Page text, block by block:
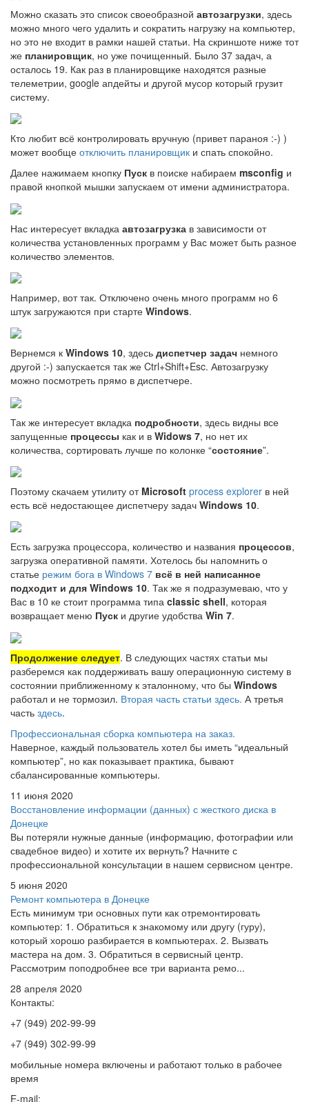
Можно сказать это список своеобразной автозагрузки, здесь
можно много чего удалить и сократить нагрузку на компьютер,
но это не входит в рамки нашей статьи. На скриншоте ниже тот
же планировщик, но уже почищенный. Было 37 задач, а
осталось 19. Как раз в планировщике находятся разные
телеметрии, google апдейты и другой мусор который грузит
систему.
Кто любит всё контролировать вручную (привет параноя :-) )
может вообще отключить планировщик и спать спокойно.
Далее нажимаем кнопку Пуск в поиске набираем msconfig и
правой кнопкой мышки запускаем от имени администратора.
Нас интересует вкладка автозагрузка в зависимости от
количества установленных программ у Вас может быть разное
количество элементов.
Например, вот так. Отключено очень много программ но 6
штук загружаются при старте Windows.
Вернемся к Windows 10, здесь диспетчер задач немного
другой :-) запускается так же Ctrl+Shift+Esc. Автозагрузку
можно посмотреть прямо в диспетчере.
Так же интересует вкладка подробности, здесь видны все
запущенные процессы как и в Widows 7, но нет их
количества, сортировать лучше по колонке “состояние”.
Поэтому скачаем утилиту от Microsoft process explorer в ней
есть всё недостающее диспетчеру задач Windows 10.
Есть загрузка процессора, количество и названия процессов,
загрузка оперативной памяти. Хотелось бы напомнить о
статье режим бога в Windows 7 всё в ней написанное
подходит и для Windows 10. Так же я подразумеваю, что у
Вас в 10 ке стоит программа типа classic shell, которая
возвращает меню Пуск и другие удобства Win 7.
Продолжение следует. В следующих частях статьи мы
разберемся как поддерживать вашу операционную систему в
состоянии приближенному к эталонному, что бы Windows
работал и не тормозил. Вторая часть статьи здесь. А третья
часть здесь.
Профессиональная сборка компьютера на заказ.
Наверное, каждый пользователь хотел бы иметь “идеальный
компьютер”, но как показывает практика, бывают
сбалансированные компьютеры.
11 июня 2020
Восстановление информации (данных) с жесткого диска в
Донецке
Вы потеряли нужные данные (информацию, фотографии или
свадебное видео) и хотите их вернуть? Начните с
профессиональной консультации в нашем сервисном центре.
5 июня 2020
Ремонт компьютера в Донецке
Есть минимум три основных пути как отремонтировать
компьютер: 1. Обратиться к знакомому или другу (гуру),
который хорошо разбирается в компьютерах. 2. Вызвать
мастера на дом. 3. Обратиться в сервисный центр.
Рассмотрим поподробнее все три варианта ремо...
28 апреля 2020
Контакты:
+7 (949) 202-99-99
+7 (949) 302-99-99
мобильные номера включены и работают только в рабочее
время
E-mail: